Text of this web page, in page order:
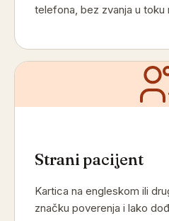
telefona, bez zvanja u toku
Strani pacijent
Kartica na engleskom ili
značku poverenja i lako